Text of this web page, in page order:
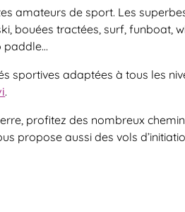
amateurs de sport. Les
bouées tractées, surf, funboat,
paddle…
sportives adaptées à tous les
.
profitez des nombreux
propose aussi des vols